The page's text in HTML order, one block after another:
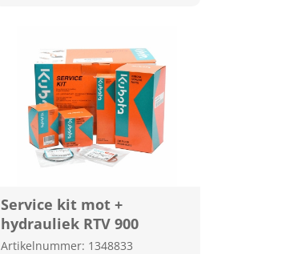
Service kit mot +
hydrauliek RTV 900
Artikelnummer: 1348833